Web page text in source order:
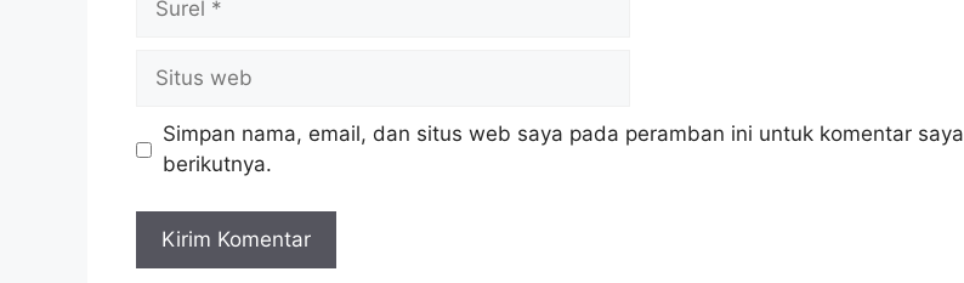
Simpan nama, email, dan situs web saya pada peramban ini untuk komentar saya
berikutnya.